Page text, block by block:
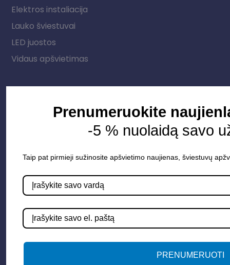
Elektros instaliacija
Lauko šviestuvai
LED juostos
Vidaus apšvietimas
info@apsvietimoprojektavimas.lt
+3706 279 7213
Prenumeruokite
-5 % nuolaidą savo
Taip pat pirmieji sužinosite apšvietimo naujienas, šviestuvų
PRENUMERUOTI